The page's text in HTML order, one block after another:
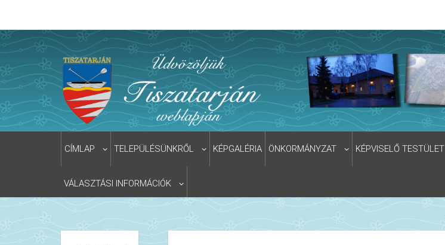
CÍMLAP TELEPÜLÉSÜNKRŐL KÉPGALÉRIA ÖNKORMÁNYZAT KÉPVISELŐ TESTÜLET
VÁLASZTÁSI INFORMÁCIÓK